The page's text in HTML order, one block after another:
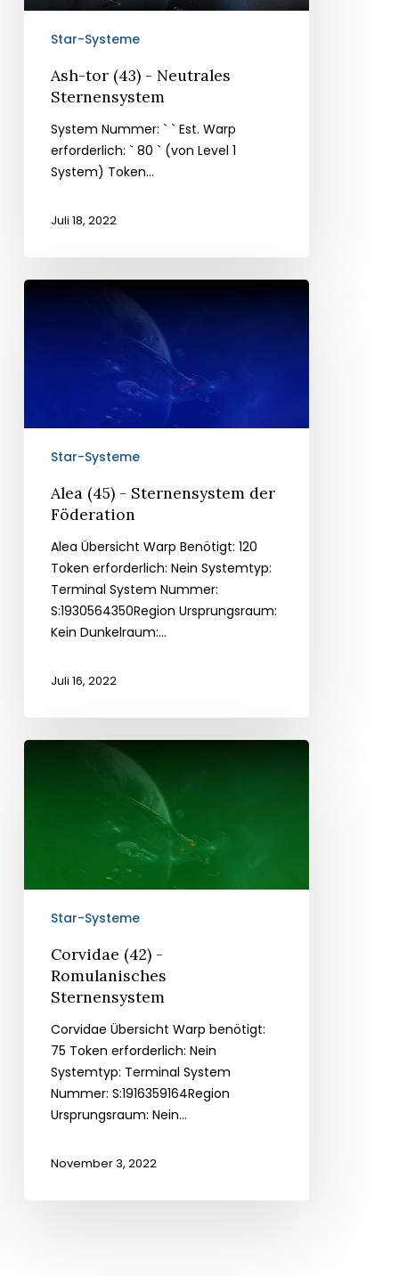
Star-Systeme
Ash-tor (43) - Neutrales
Sternensystem
System Nummer: ` ` Est. Warp
erforderlich: ` 80 ` (von Level 1
System) Token...
Juli 18, 2022
Alea
Star-Systeme
Alea (45) - Sternensystem der
Föderation
Alea Übersicht Warp Benötigt: 120
Token erforderlich: Nein Systemtyp:
Terminal System Nummer:
S:1930564350Region Ursprungsraum:
Kein Dunkelraum:...
Juli 16, 2022
Corvidae
Sternensystem
Star-Systeme
Corvidae (42) -
Romulanisches
Sternensystem
Corvidae Übersicht Warp benötigt:
75 Token erforderlich: Nein
Systemtyp: Terminal System
Nummer: S:1916359164Region
Ursprungsraum: Nein...
November 3, 2022